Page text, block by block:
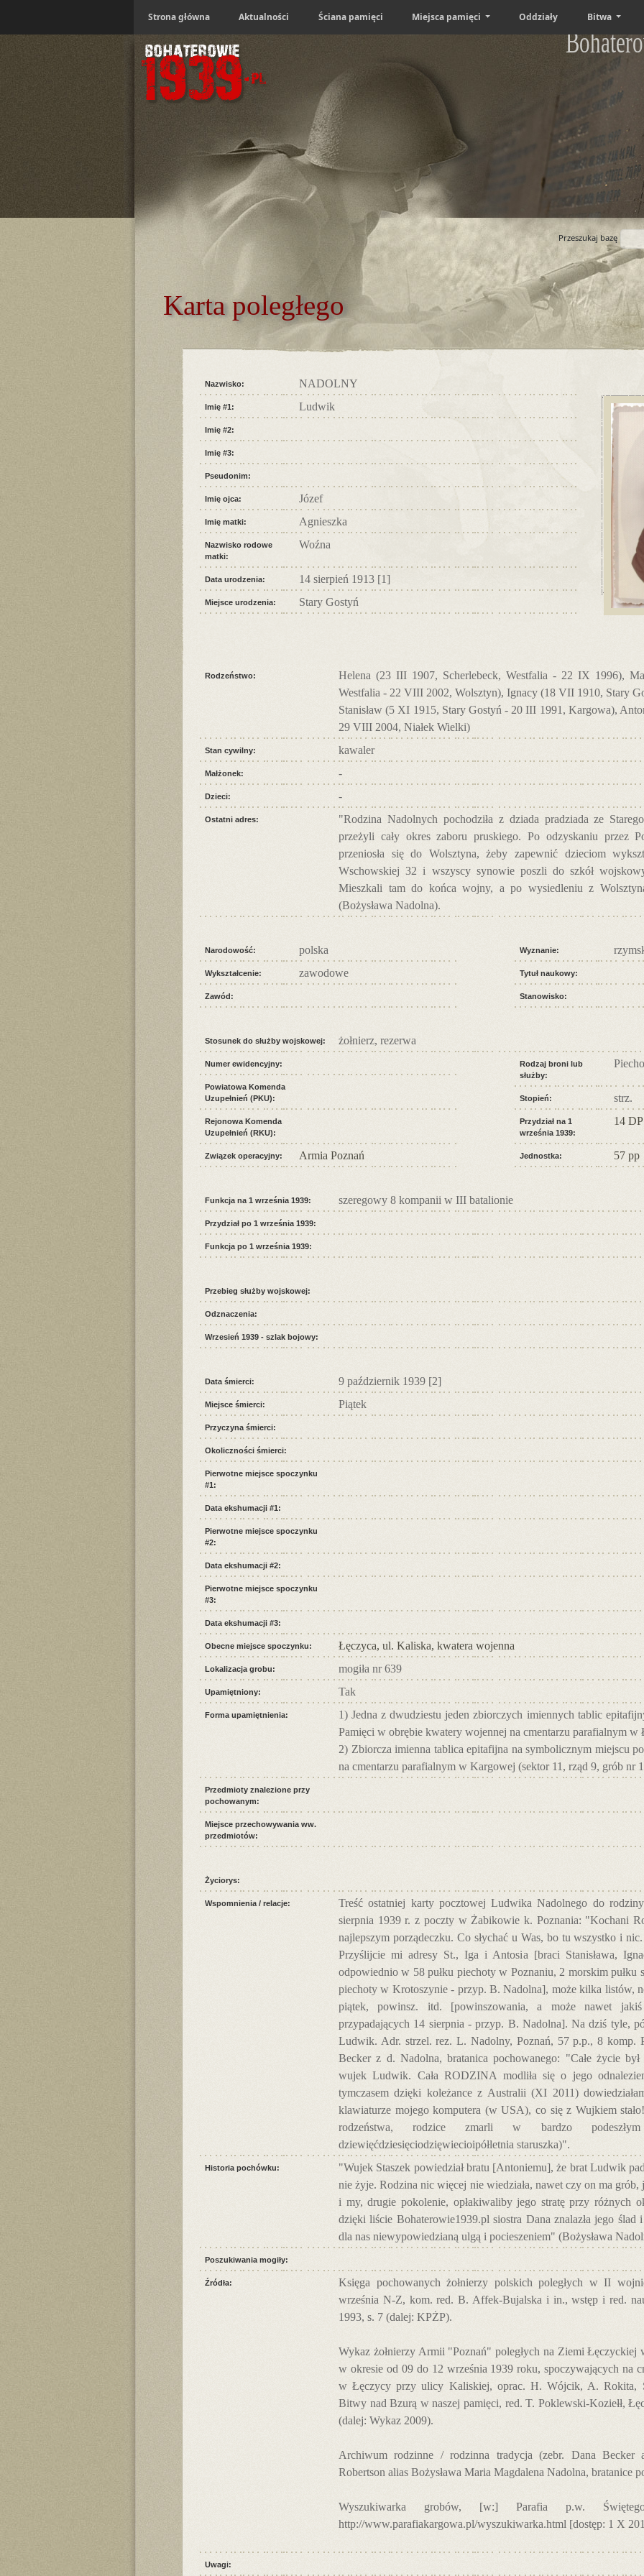
Strona główna Aktualności Ściana pamięci Miejsca pamięci Oddziały Bitwa
Przeszukaj bazę
Karta poległego
Nazwisko: NADOLNY
Imię #1: Ludwik
Imię #2:
Imię #3:
Pseudonim:
Imię ojca: Józef
Imię matki: Agnieszka
Nazwisko rodowe
matki:
Woźna
Data urodzenia: 14 sierpień 1913 [1]
Miejsce urodzenia: Stary Gostyń
Rodzeństwo:
Helena (23 III 1907, Scherlebeck, Westfalia - 22 IX 1996),
Westfalia - 22 VIII 2002, Wolsztyn), Ignacy (18 VII 1910, Stary
Stanisław (5 XI 1915, Stary Gostyń - 20 III 1991, Kargowa),
29 VIII 2004, Niałek Wielki)
Stan cywilny: kawaler
Małżonek: -
Dzieci: -
Ostatni adres:
"Rodzina Nadolnych pochodziła z dziada pradziada ze
przeżyli cały okres zaboru pruskiego. Po odzyskaniu przez
przeniosła się do Wolsztyna, żeby zapewnić dzieciom
Wschowskiej 32 i wszyscy synowie poszli do szkół
Mieszkali tam do końca wojny, a po wysiedleniu z
(Bożysława Nadolna).
Narodowość: polska
Wykształcenie: zawodowe
Zawód:
Wyznanie:
Tytuł naukowy:
Stanowisko:
Stosunek do służby wojskowej: żołnierz, rezerwa
Numer ewidencyjny:
Powiatowa Komenda
Uzupełnień (PKU):
Rejonowa Komenda
Uzupełnień (RKU):
Związek operacyjny: Armia Poznań
Rodzaj broni lub
służby:
Stopień: strz.
Przydział na 1
września 1939:
14 DP
Jednostka: 57 pp
Funkcja na 1 września 1939: szeregowy 8 kompanii w III batalionie
Przydział po 1 września 1939:
Funkcja po 1 września 1939:
Przebieg służby wojskowej:
Odznaczenia:
Wrzesień 1939 - szlak bojowy:
Data śmierci: 9 październik 1939 [2]
Miejsce śmierci: Piątek
Przyczyna śmierci:
Okoliczności śmierci:
Pierwotne miejsce spoczynku
#1:
Data ekshumacji #1:
Pierwotne miejsce spoczynku
#2:
Data ekshumacji #2:
Pierwotne miejsce spoczynku
#3:
Data ekshumacji #3:
Obecne miejsce spoczynku: Łęczyca, ul. Kaliska, kwatera wojenna
Lokalizacja grobu: mogiła nr 639
Upamiętniony: Tak
Forma upamiętnienia:
1) Jedna z dwudziestu jeden zbiorczych imiennych tablic
Pamięci w obrębie kwatery wojennej na cmentarzu parafialnym
2) Zbiorcza imienna tablica epitafijna na symbolicznym miejscu
na cmentarzu parafialnym w Kargowej (sektor 11, rząd 9, grób nr
Przedmioty znalezione przy
pochowanym:
Miejsce przechowywania ww.
przedmiotów:
Życiorys:
Wspomnienia / relacje:
Treść ostatniej karty pocztowej Ludwika Nadolnego do
sierpnia 1939 r. z poczty w Żabikowie k. Poznania: "Kochani
najlepszym porządeczku. Co słychać u Was, bo tu wszystko i
Przyślijcie mi adresy St., Iga i Antosia [braci Stanisława,
odpowiednio w 58 pułku piechoty w Poznaniu, 2 morskim pułku
piechoty w Krotoszynie - przyp. B. Nadolna], może kilka listów,
piątek, powinsz. itd. [powinszowania, a może nawet
przypadających 14 sierpnia - przyp. B. Nadolna]. Na dziś tyle,
Ludwik. Adr. strzel. rez. L. Nadolny, Poznań, 57 p.p., 8 komp.
Becker z d. Nadolna, bratanica pochowanego: "Całe życie
wujek Ludwik. Cała RODZINA modliła się o jego
tymczasem dzięki koleżance z Australii (XI 2011)
klawiaturze mojego komputera (w USA), co się z Wujkiem
rodzeństwa, rodzice zmarli w bardzo
dziewięćdziesięciodzięwiecioipółletnia staruszka)".
Historia pochówku:
"Wujek Staszek powiedział bratu [Antoniemu], że brat Ludwik
nie żyje. Rodzina nic więcej nie wiedziała, nawet czy on ma
i my, drugie pokolenie, opłakiwaliby jego stratę przy różnych
dzięki liście Bohaterowie1939.pl siostra Dana znalazła jego
dla nas niewypowiedzianą ulgą i pocieszeniem" (Bożysława
Poszukiwania mogiły:
Źródła:
Księga pochowanych żołnierzy polskich poległych w II
września N-Z, kom. red. B. Affek-Bujalska i in., wstęp i red.
1993, s. 7 (dalej: KPŻP).
Wykaz żołnierzy Armii "Poznań" poległych na Ziemi
w okresie od 09 do 12 września 1939 roku, spoczywających na
w Łęczycy przy ulicy Kaliskiej, oprac. H. Wójcik, A. Rokita,
Bitwy nad Bzurą w naszej pamięci, red. T. Poklewski-Koziełł,
(dalej: Wykaz 2009).
Archiwum rodzinne / rodzinna tradycja (zebr. Dana
Robertson alias Bożysława Maria Magdalena Nadolna, bratanice
Wyszukiwarka grobów, [w:] Parafia p.w.
http://www.parafiakargowa.pl/wyszukiwarka.html [dostęp: 1 X
Uwagi: